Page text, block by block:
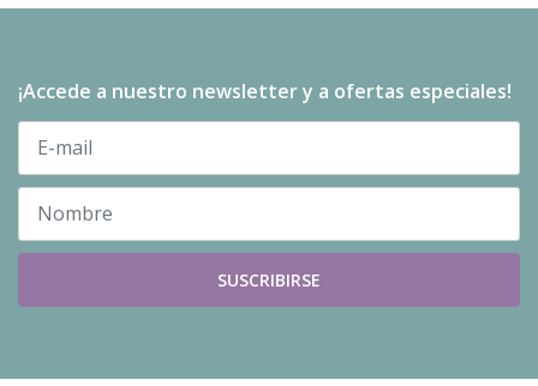
¡Accede a nuestro newsletter y a ofertas especiales!
SUSCRIBIRSE